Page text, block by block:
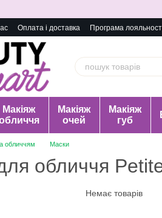
Оплата і доставка Програма
Макіяж
Макіяж
очей
Макіяж
губ
обличчям Маски
обличчя
Немає товарів